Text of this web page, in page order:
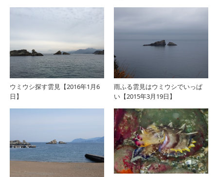
ウミウシ探す雲見【2016年1月6
日】
雨ふる雲見はウミウシでいっぱ
い【2015年3月19日】